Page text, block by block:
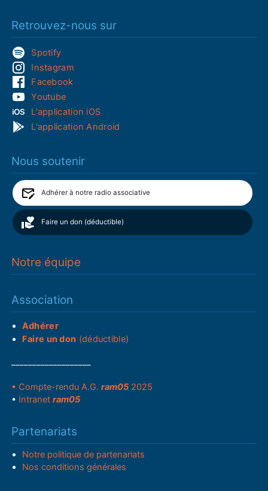
Retrouvez-nous sur
Spotify
Instagram
Facebook
Youtube
L'application iOS
L'application Android
Nous soutenir
Adhérer à notre radio associative
Faire un don (déductible)
Notre équipe
Association
Adhérer
Faire un don (déductible)
• Compte-rendu A.G.ram05 2025
• Intranetram05
Partenariats
Notre politique de partenariats
Nos conditions générales